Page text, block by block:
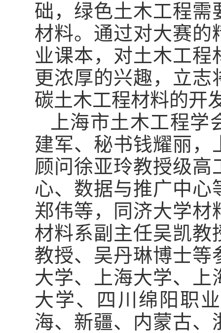
础，绿色土木工程需
材料。通过对大赛的
业课本，对土木工
更浓厚的兴趣，立志
碳土木工程材料的开
上海市土木工程
建军、秘书钱耀丽，
顾问徐亚玲教授级高
心、数据与推广中心
郑伟等，同济大学材
材料系副主任吴凯教
教授、吴丹琳博士等
大学、上海大学、上
大学、四川绵阳职
海、新疆、内蒙古、